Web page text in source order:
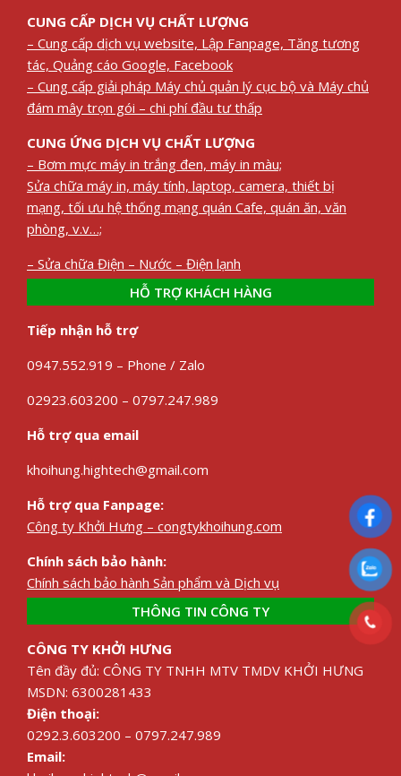
CUNG CẤP DỊCH VỤ CHẤT LƯỢNG
– Cung cấp dịch vụ website, Lập Fanpage, Tăng tương
tác, Quảng cáo Google, Facebook
– Cung cấp giải pháp Máy chủ quản lý cục bộ và Máy chủ
đám mây trọn gói – chi phí đầu tư thấp
CUNG ỨNG DỊCH VỤ CHẤT LƯỢNG
– Bơm mực máy in trắng đen, máy in màu;
Sửa chữa máy in, máy tính, laptop, camera, thiết bị
mạng, tối ưu hệ thống mạng quán Cafe, quán ăn, văn
phòng, v.v…;
– Sửa chữa Điện – Nước – Điện lạnh
HỖ TRỢ KHÁCH HÀNG
Tiếp nhận hỗ trợ
0947.552.919 – Phone / Zalo
02923.603200 – 0797.247.989
Hỗ trợ qua email
khoihung.hightech@gmail.com
Hỗ trợ qua Fanpage:
Công ty Khởi Hưng – congtykhoihung.com
Chính sách bảo hành:
Chính sách bảo hành Sản phẩm và Dịch vụ
THÔNG TIN CÔNG TY
CÔNG TY KHỞI HƯNG
Tên đầy đủ: CÔNG TY TNHH MTV TMDV KHỞI HƯNG
MSDN: 6300281433
Điện thoại:
0292.3.603200 – 0797.247.989
Email: